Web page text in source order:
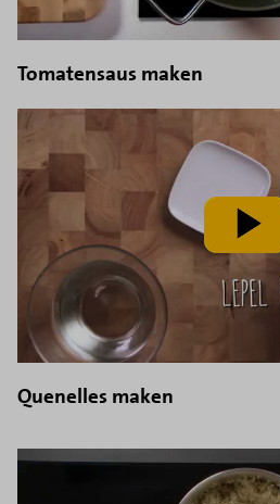
Tomatensaus maken
speel
video
af
Quenelles maken